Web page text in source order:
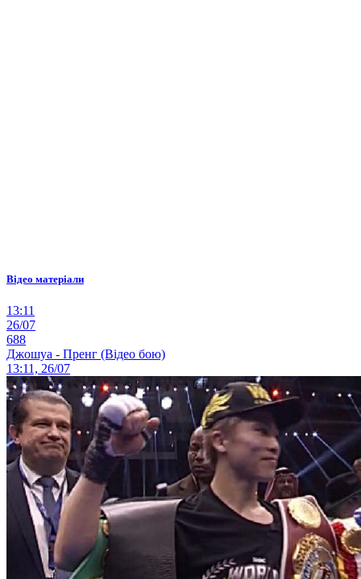
Відео матеріали
13:11
26/07
688
Джошуа - Пренг (Відео бою)
13:11, 26/07